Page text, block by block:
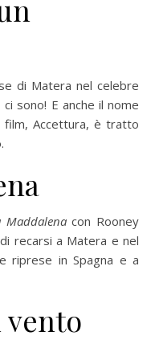
di Matera nel celebre
sono! E anche il nome
Accettura, è tratto
Maddalenacon Rooney
recarsi a Matera e nel
riprese in Spagna e a
vento